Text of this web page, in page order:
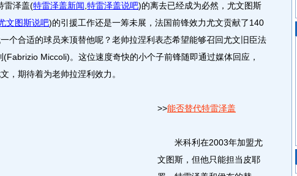
雷泽盖(特雷泽盖新闻 特雷泽盖说吧)的离去已经成为必然，尤文图斯
文图斯说吧)的引援工作还是一筹未展，法国前锋效力尤文贡献了140
个合适的球员来顶替他呢？老帅拉涅利表态希望能够召回尤文旧臣法
(Fabrizio Miccoli)。这位速度奇快的小个子前锋随即通过媒体回应，
，期待着为老帅拉涅利效力。
>>能否替代特雷泽盖
米科利在2003年加盟尤
文图斯，但他只能担当皮耶